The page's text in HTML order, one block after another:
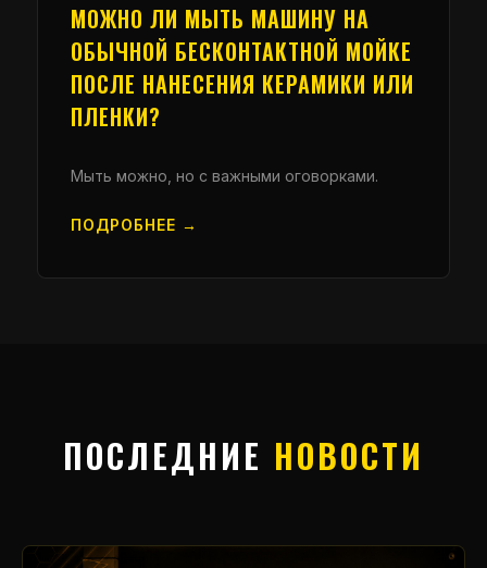
МОЖНО ЛИ МЫТЬ МАШИНУ НА
ОБЫЧНОЙ БЕСКОНТАКТНОЙ МОЙКЕ
ПОСЛЕ НАНЕСЕНИЯ КЕРАМИКИ ИЛИ
ПЛЕНКИ?
Мыть можно, но с важными оговорками.
ПОДРОБНЕЕ →
ПОСЛЕДНИЕ НОВОСТИ